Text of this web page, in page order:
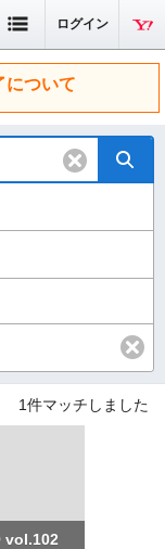
ログイン
について
1件マッチしました
vol.102